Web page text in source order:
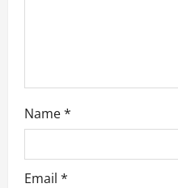
Name*
Email *